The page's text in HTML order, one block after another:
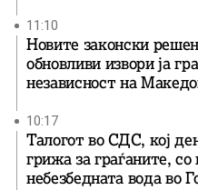
11:10
Новите законски
обновливи извори ја
независност на
10:17
Талогот во СДС, кој
грижа за граѓаните,
небезбедната вода во